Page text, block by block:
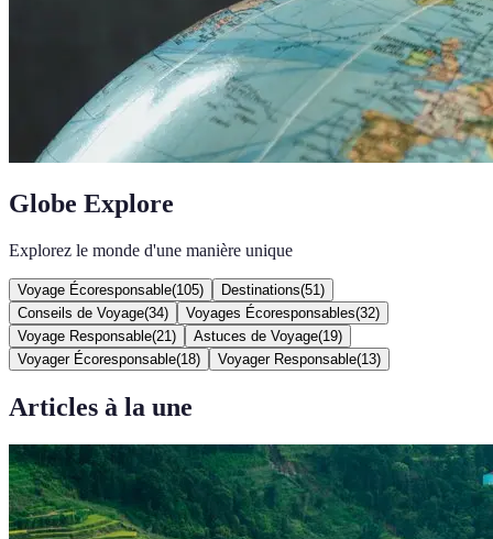
Globe Explore
Explorez le monde d'une manière unique
Voyage Écoresponsable(105) Destinations(51 )
Conseils de Voyage(34) Voyages Écoresponsables(32)
Voyage Responsable(21 ) Astuces de Voyage(19)
Voyager Écoresponsable(18) Voyager Responsable(13)
Articles à la une